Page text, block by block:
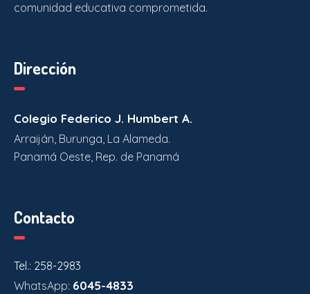
comunidad educativa comprometida.
Dirección
Colegio Federico J. Humbert A.
Arraiján, Burunga, La Alameda.
Panamá Oeste, Rep. de Panamá
Contacto
Tel.: 258-2983
WhatsApp: 6045-4833